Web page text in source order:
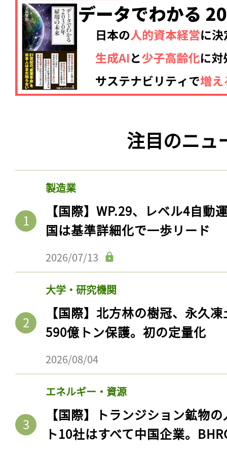
注目のニュ
製造業
【国際】WP.29、レベル4自動
国は基準詳細化で一歩リード
2026/07/13
大学・研究機関
【国際】北方林の樹冠、永久
590億トン保護。初の定量化
2026/08/04
エネルギー・資源
【国際】トランジション鉱物
ト10社はすべて中国企業。